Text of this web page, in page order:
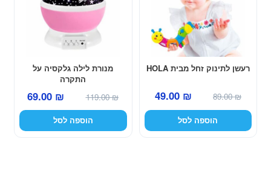
רעשן לתינוק זחל מבית HOLA
89.00₪
המחיר
המקורי
היה:
49.00 ₪
המחיר
הנוכחי
הוא:
הוספה לסל
מנורת לילה גלקסיה על
התקרה
119.00₪
המחיר
המקורי
היה:
69.00 ₪
המחיר
הנוכחי
הוא:
הוספה לסל